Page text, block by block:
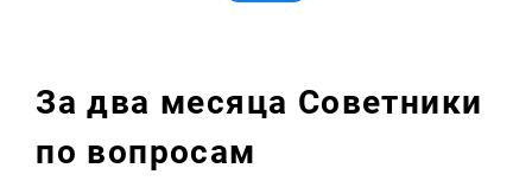
За два месяца Советники
по вопросам